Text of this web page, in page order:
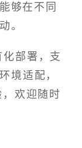
够在不同
。
部署，支
境适配，
欢迎随时